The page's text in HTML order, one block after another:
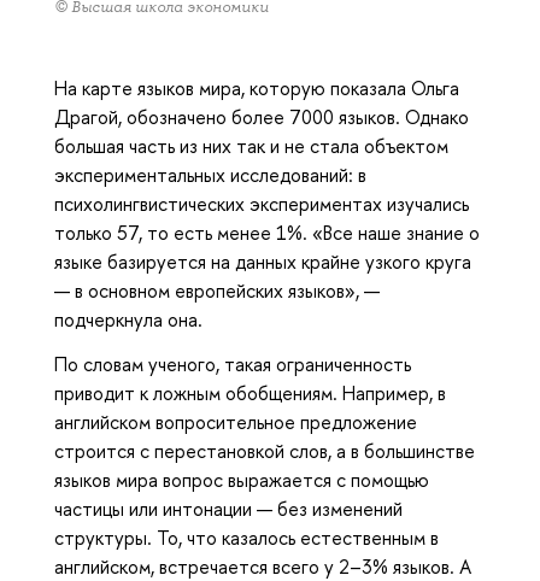
© Высшая школа экономики
На карте языков мира, которую показала Ольга
Драгой, обозначено более 7000 языков. Однако
большая часть из них так и не стала объектом
экспериментальных исследований: в
психолингвистических экспериментах изучались
только 57, то есть менее 1%. «Все наше знание о
языке базируется на данных крайне узкого круга
— в основном европейских языков», —
подчеркнула она.
По словам ученого, такая ограниченность
приводит к ложным обобщениям. Например, в
английском вопросительное предложение
строится с перестановкой слов, а в большинстве
языков мира вопрос выражается с помощью
частицы или интонации — без изменений
структуры. То, что казалось естественным в
английском, встречается всего у 2–3% языков. А